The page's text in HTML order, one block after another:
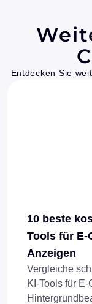
Entdecken Sie
10 beste
Tools für E-
Anzeigen
Vergleiche
KI-Tools für